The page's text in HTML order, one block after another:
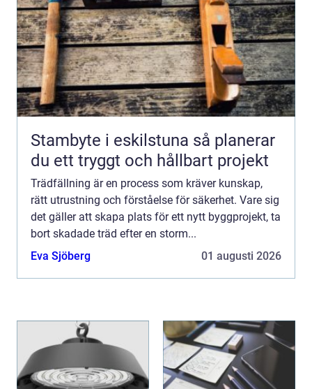
Stambyte i eskilstuna så planerar
du ett tryggt och hållbart projekt
Trädfällning är en process som kräver kunskap,
rätt utrustning och förståelse för säkerhet. Vare sig
det gäller att skapa plats för ett nytt byggprojekt, ta
bort skadade träd efter en storm...
Eva Sjöberg
01 augusti 2026